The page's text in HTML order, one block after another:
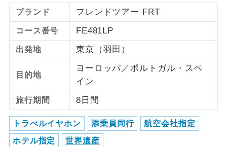
ブランド フレンドツアー FRT
コース番号 FE481LP
出発地 東京（羽田）
目的地
ヨーロッパ／ポルトガル・スペ
イン
旅行期間 8日間
トラべルイヤホン 添乗員同行 航空会社指定
ホテル指定 世界遺産
福岡県 北九州空港 リクエスト受付
長崎県 長崎空港
阿蘇くまもと空港
リクエスト受付
10,000
大分県 大分空港 リクエスト受付 10,000円
宮崎県 宮崎空港 リクエスト受付 10,000円
鹿児島県 鹿児島空港 リクエスト受付 10,000
航空会社指定
利用航空会社が指定なので、ご出発の計
画にとても便利です。
ホテル指定
ご紹介するホテルを指定したコースで
す。